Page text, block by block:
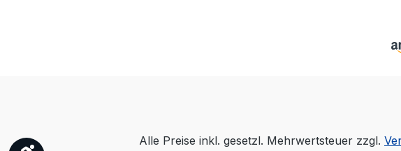
Alle Preise inkl. gesetzl. Mehrwertsteuer zzgl.